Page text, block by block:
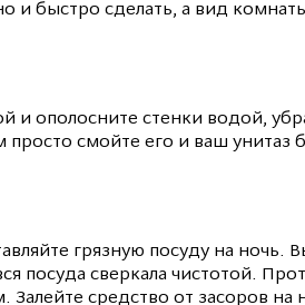
и быстро сделать, а вид
и ополосните стенки водой,
смойте его и ваш унитаз
грязную посуду на ночь.
посуда сверкала чистотой.
средство от засоров